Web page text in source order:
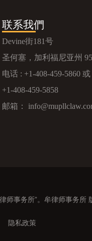
联系我們
Devine街181号
圣何塞，加利福尼亚州
电话 : +1-408-459-5860或
+1-408-459-5858
邮箱：
师事务所”。牟律师事务所
隐私政策